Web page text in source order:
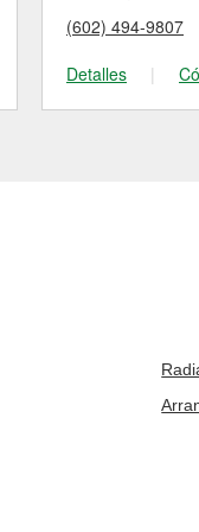
(602) 494-9807
Detalles
|